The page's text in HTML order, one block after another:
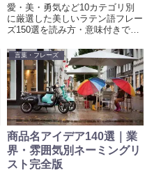
愛・美・勇気など10カテゴリ別
に厳選した美しいラテン語フレー
ズ150選を読み方・意味付きで紹
です。
言葉・フレーズ
商品名アイデア140選｜業
界・雰囲気別ネーミングリ
スト完全版